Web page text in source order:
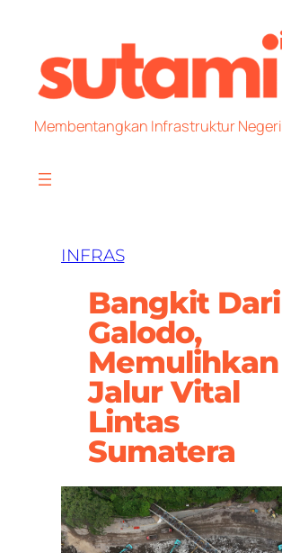
content
Membentangkan Infrastruktur Negeri
INFRAS
Bangkit Dari
Galodo,
Memulihkan
Jalur Vital
Lintas
Sumatera